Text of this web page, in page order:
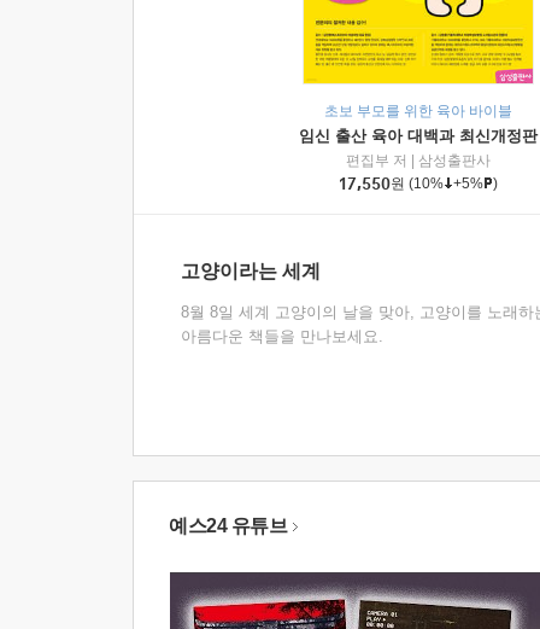
초보 부모를 위한 육아 바이블
임신 출산 육아 대백과 최신개정판
편집부 저
삼성출판사
17,550원 (10% +5% )
고양이라는 세계
8월 8일 세계 고양이의 날을 맞아, 고양이를 노래하
아름다운 책들을 만나보세요.
예스24 유튜브